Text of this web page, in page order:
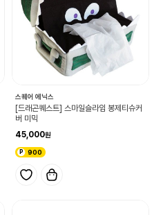
스퀘어 에닉스
[드래곤퀘스트] 스마일슬라임 봉제티슈커
버 미믹
45,000
900